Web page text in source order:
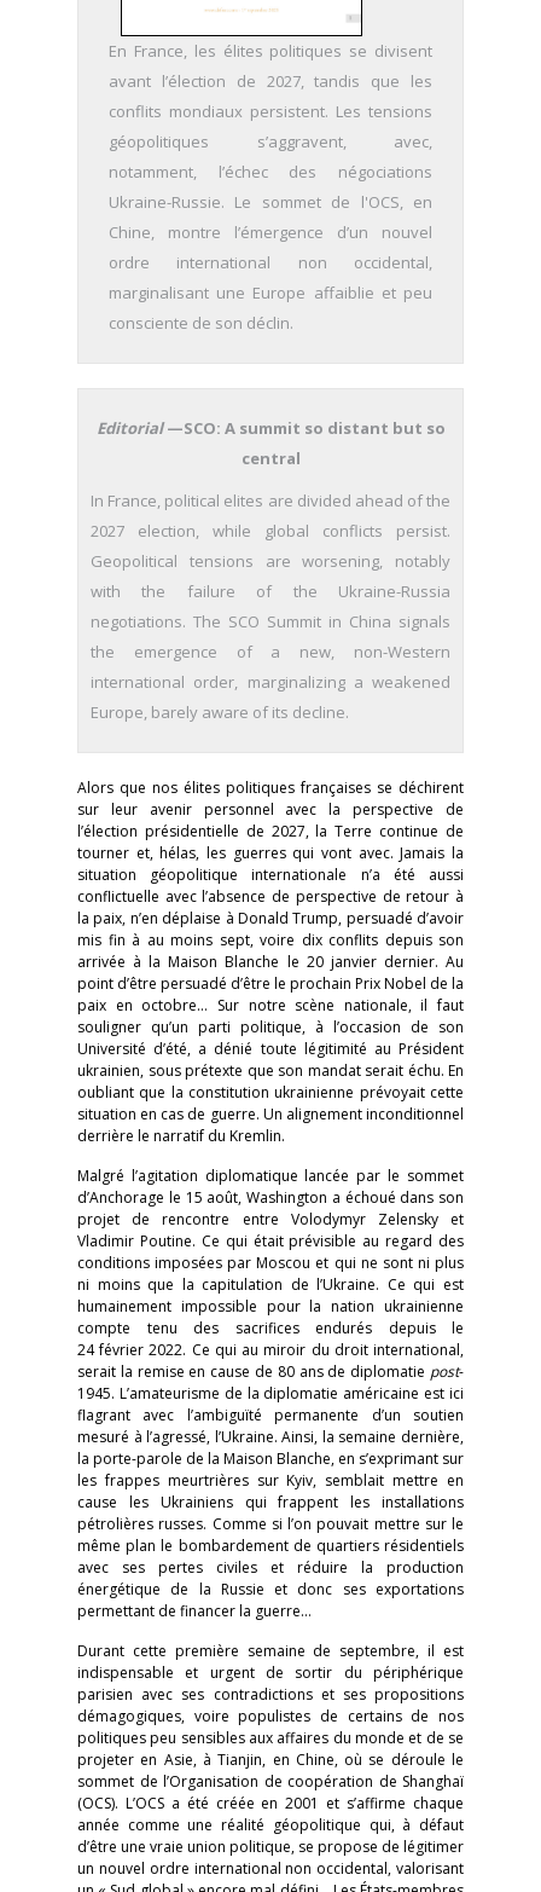
En France, les élites politiques se divisent
avant l’élection de 2027, tandis que les
conflits mondiaux persistent. Les tensions
géopolitiques s’aggravent, avec,
notamment, l’échec des négociations
Ukraine-Russie. Le sommet de l'OCS, en
Chine, montre l’émergence d’un nouvel
ordre international non occidental,
marginalisant une Europe affaiblie et peu
consciente de son déclin.
Editorial—SCO: A summit so distant but so
central
In France, political elites are divided ahead of the
2027 election, while global conflicts persist.
Geopolitical tensions are worsening, notably
with the failure of the Ukraine-Russia
negotiations. The SCO Summit in China signals
the emergence of a new, non-Western
international order, marginalizing a weakened
Europe, barely aware of its decline.
Alors que nos élites politiques françaises se déchirent
sur leur avenir personnel avec la perspective de
l’élection présidentielle de 2027, la Terre continue de
tourner et, hélas, les guerres qui vont avec. Jamais la
situation géopolitique internationale n’a été aussi
conflictuelle avec l’absence de perspective de retour à
la paix, n’en déplaise à Donald Trump, persuadé d’avoir
mis fin à au moins sept, voire dix conflits depuis son
arrivée à la Maison Blanche le 20 janvier dernier. Au
point d’être persuadé d’être le prochain Prix Nobel de la
paix en octobre… Sur notre scène nationale, il faut
souligner qu’un parti politique, à l’occasion de son
Université d’été, a dénié toute légitimité au Président
ukrainien, sous prétexte que son mandat serait échu. En
oubliant que la constitution ukrainienne prévoyait cette
situation en cas de guerre. Un alignement inconditionnel
derrière le narratif du Kremlin.
Malgré l’agitation diplomatique lancée par le sommet
d’Anchorage le 15 août, Washington a échoué dans son
projet de rencontre entre Volodymyr Zelensky et
Vladimir Poutine. Ce qui était prévisible au regard des
conditions imposées par Moscou et qui ne sont ni plus
ni moins que la capitulation de l’Ukraine. Ce qui est
humainement impossible pour la nation ukrainienne
compte tenu des sacrifices endurés depuis le
24 février 2022. Ce qui au miroir du droit international,
serait la remise en cause de 80 ans de diplomatie post-
1945. L’amateurisme de la diplomatie américaine est ici
flagrant avec l’ambiguïté permanente d’un soutien
mesuré à l’agressé, l’Ukraine. Ainsi, la semaine dernière,
la porte-parole de la Maison Blanche, en s’exprimant sur
les frappes meurtrières sur Kyiv, semblait mettre en
cause les Ukrainiens qui frappent les installations
pétrolières russes. Comme si l’on pouvait mettre sur le
même plan le bombardement de quartiers résidentiels
avec ses pertes civiles et réduire la production
énergétique de la Russie et donc ses exportations
permettant de financer la guerre…
Durant cette première semaine de septembre, il est
indispensable et urgent de sortir du périphérique
parisien avec ses contradictions et ses propositions
démagogiques, voire populistes de certains de nos
politiques peu sensibles aux affaires du monde et de se
projeter en Asie, à Tianjin, en Chine, où se déroule le
sommet de l’Organisation de coopération de Shanghaï
(OCS). L’OCS a été créée en 2001 et s’affirme chaque
année comme une réalité géopolitique qui, à défaut
d’être une vraie union politique, se propose de légitimer
un nouvel ordre international non occidental, valorisant